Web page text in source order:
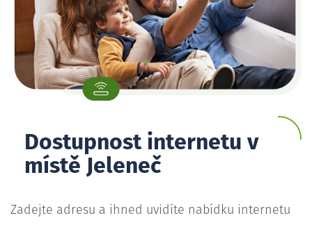
Dostupnost internetu v
místě Jeleneč
Zadejte adresu a ihned uvidíte nabídku internetu